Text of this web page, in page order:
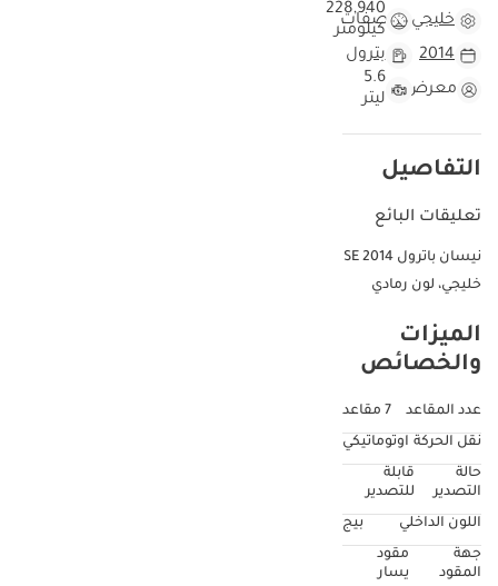
خليجي مواصفات
228,940
كيلومتر
2014
بترول
معرض
5.6
ليتر
التفاصيل
تعليقات البائع
نيسان باترول SE 2014
خليجي، لون رمادي
الميزات
والخصائص
عدد المقاعد
7 مقاعد
نقل الحركة اوتوماتيكي
حالة
التصدير
قابلة
للتصدير
اللون الداخلي
بيج
جهة
المقود
مقود
يسار